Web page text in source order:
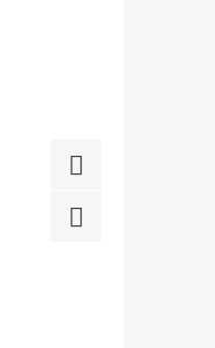
Facebook